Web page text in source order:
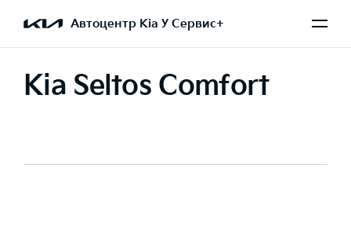
Автоцентр Kia У Сервис+
Kia Seltos Comfort